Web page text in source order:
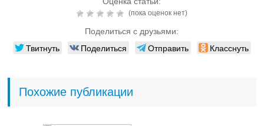
(пока оценок нет)
Поделиться с друзьями:
Твитнуть Поделиться Отправить Класснуть
Похожие публикации